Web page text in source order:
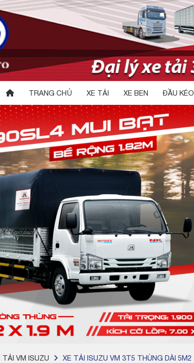
TRANG CHỦ XE TẢI XE BEN ĐẦU KÉO
TẢI VM ISUZU XE TẢI ISUZU VM 3T5 THÙNG DÀI 5M2